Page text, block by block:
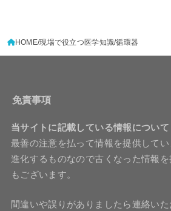
HOME 現場で役立つ医学知識 循環器
免責事項
当サイトに記載している情報について
最善の注意を払って情報を提供して
進化するものなので古くなった情報
もございます。
間違いや誤りがありましたら連絡いた